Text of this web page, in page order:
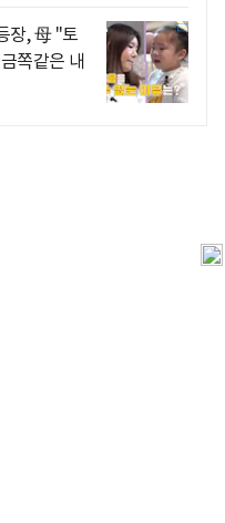
장, 母 "토
쪽같은 내